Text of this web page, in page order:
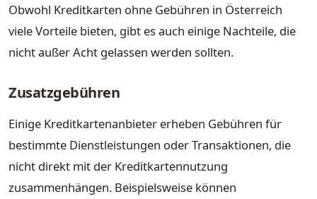
Obwohl Kreditkarten ohne Gebühren in Österreich
viele Vorteile bieten, gibt es auch einige Nachteile, die
nicht außer Acht gelassen werden sollten.
Zusatzgebühren
Einige Kreditkartenanbieter erheben Gebühren für
bestimmte Dienstleistungen oder Transaktionen, die
nicht direkt mit der Kreditkartennutzung
zusammenhängen. Beispielsweise können